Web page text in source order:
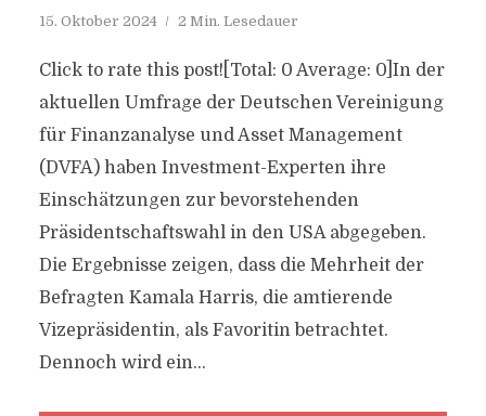
15. Oktober 2024 2 Min. Lesedauer
Click to rate this post![Total: 0 Average: 0]In der
aktuellen Umfrage der Deutschen Vereinigung
für Finanzanalyse und Asset Management
(DVFA) haben Investment-Experten ihre
Einschätzungen zur bevorstehenden
Präsidentschaftswahl in den USA abgegeben.
Die Ergebnisse zeigen, dass die Mehrheit der
Befragten Kamala Harris, die amtierende
Vizepräsidentin, als Favoritin betrachtet.
Dennoch wird ein...